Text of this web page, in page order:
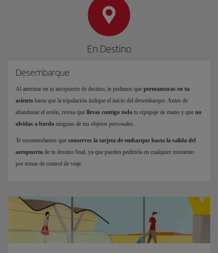
En Destino
Desembarque
Al aterrizar en tu aeropuerto de destino, te pedimos que permanezcas en tu
asiento hasta que la tripulación indique el inicio del desembarque. Antes de
abandonar el avión, revisa que llevas contigo todo tu equipaje de mano y que no
olvidas a bordo ninguno de tus objetos personales.
Te recomendamos que conserves la tarjeta de embarque hasta la salida del
aeropuerto de tu destino final, ya que pueden pedírtela en cualquier momento
por temas de control de viaje.